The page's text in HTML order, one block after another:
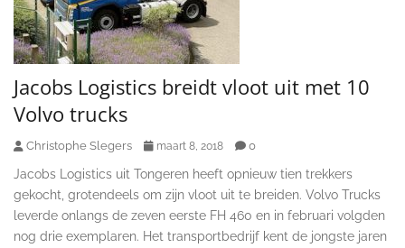
Jacobs Logistics breidt vloot uit met 10
Volvo trucks
Christophe Slegers maart 8, 2018 0
Jacobs Logistics uit Tongeren heeft opnieuw tien trekkers
gekocht, grotendeels om zijn vloot uit te breiden. Volvo Trucks
leverde onlangs de zeven eerste FH 460 en in februari volgden
nog drie exemplaren. Het transportbedrijf kent de jongste jaren